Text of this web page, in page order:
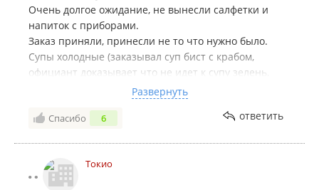
Очень долгое ожидание, не вынесли салфетки и
напиток с приборами.
Заказ приняли, принесли не то что нужно было.
Супы холодные (заказывал суп бист с крабом,
официант доказывает что не идет к супу зелень,
Грязную посуду со стола не убирают.
Развернуть
Спасибо 6 ответить
Токио